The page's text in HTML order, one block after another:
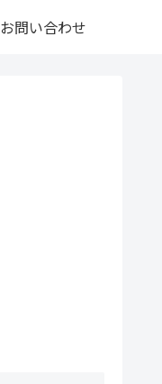
お問い合わせ